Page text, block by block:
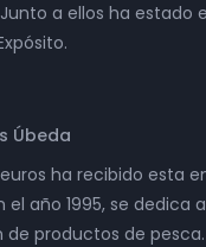
a ellos ha estado
Úbeda
ha recibido esta
el año 1995, se dedica
productos de